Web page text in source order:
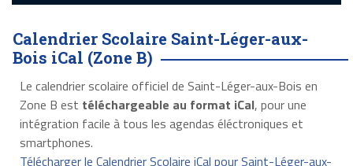
Calendrier Scolaire Saint-Léger-aux-
Bois iCal (Zone B)
Le calendrier scolaire officiel de Saint-Léger-aux-Bois en
Zone B est téléchargeable au format iCal, pour une
intégration facile à tous les agendas éléctroniques et
smartphones.
Télécharger le Calendrier Scolaire iCal pour Saint-Léger-aux-